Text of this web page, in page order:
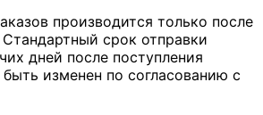
производится только после
срок отправки
дней после поступления
изменен по согласованию с